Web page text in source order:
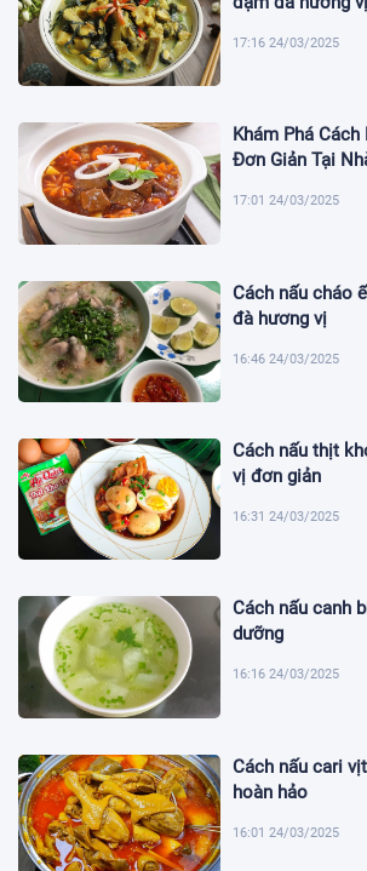
17:16 24/03/2025
Khám Phá
Đơn Giản Tại
17:01 24/03/2025
Cách nấu cháo
đà hương vị
16:46 24/03/2025
Cách nấu thịt
vị đơn giản
16:31 24/03/2025
Cách nấu canh
dưỡng
16:16 24/03/2025
Cách nấu cari
hoàn hảo
16:01 24/03/2025